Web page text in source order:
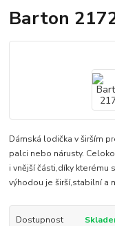
Barton
Dámská lodička v širším
palci nebo nárusty.
i vnější části,díky
výhodou je širší,stabilní a
Dostupnost